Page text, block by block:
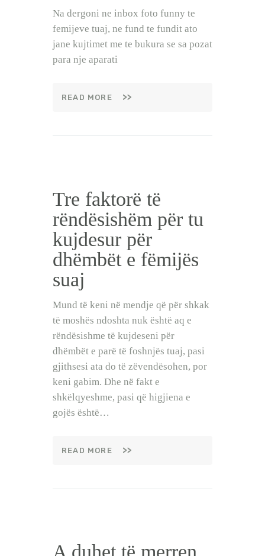
Na dergoni ne inbox foto funny te
femijeve tuaj, ne fund te fundit ato
jane kujtimet me te bukura se sa pozat
para nje aparati
READ MORE
Tre faktorë të
rëndësishëm për tu
kujdesur për
dhëmbët e fëmijës
suaj
Mund të keni në mendje që për shkak
të moshës ndoshta nuk është aq e
rëndësishme të kujdeseni për
dhëmbët e parë të foshnjës tuaj, pasi
gjithsesi ata do të zëvendësohen, por
keni gabim. Dhe në fakt e
shkëlqyeshme, pasi që higjiena e
gojës është…
READ MORE